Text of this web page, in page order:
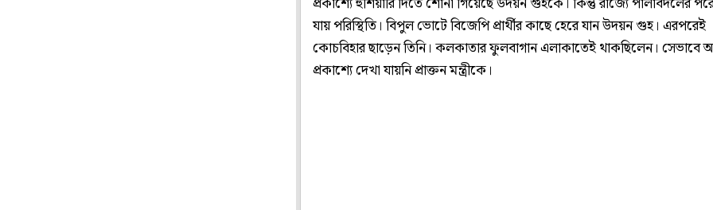
যায় পরিস্থিতি। বিপুল ভোটে বিজেপি প্রার্থীর কাছে হেরে যান উদয়ন গুহ। এরপরেই
কোচবিহার ছাড়েন তিনি। কলকাতার ফুলবাগান এলাকাতেই থাকছিলেন। সেভাবে
প্রকাশ্যে দেখা যায়নি প্রাক্তন মন্ত্রীকে।